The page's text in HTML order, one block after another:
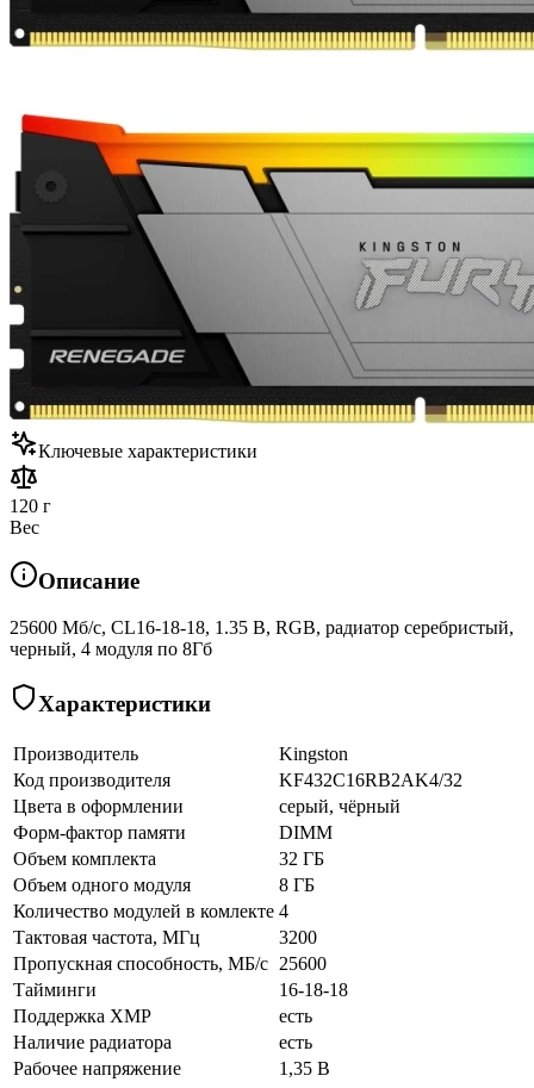
Ключевые характеристики
120 г
Вес
Описание
25600 Мб/с, CL16-18-18, 1.35 В, RGB, радиатор серебристый,
черный, 4 модуля по 8Гб
Характеристики
Производитель
Kingston
Код производителя
KF432C16RB2AK4/32
Цвета в оформлении
серый, чёрный
Форм-фактор памяти
DIMM
Объем комплекта
32 ГБ
Объем одного модуля
8 ГБ
Количество модулей в комлекте 4
Тактовая частота, МГц
3200
Пропускная способность, МБ/с 25600
Тайминги
16-18-18
Поддержка XMP
есть
Наличие радиатора
есть
Рабочее напряжение
1,35 В